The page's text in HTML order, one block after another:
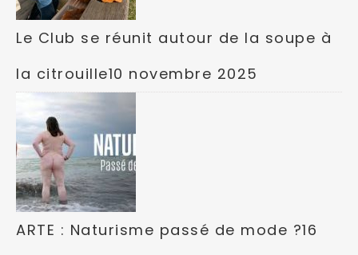
Le Club se réunit autour de la soupe à
la citrouille10 novembre 2025
ARTE : Naturisme passé de mode ?16